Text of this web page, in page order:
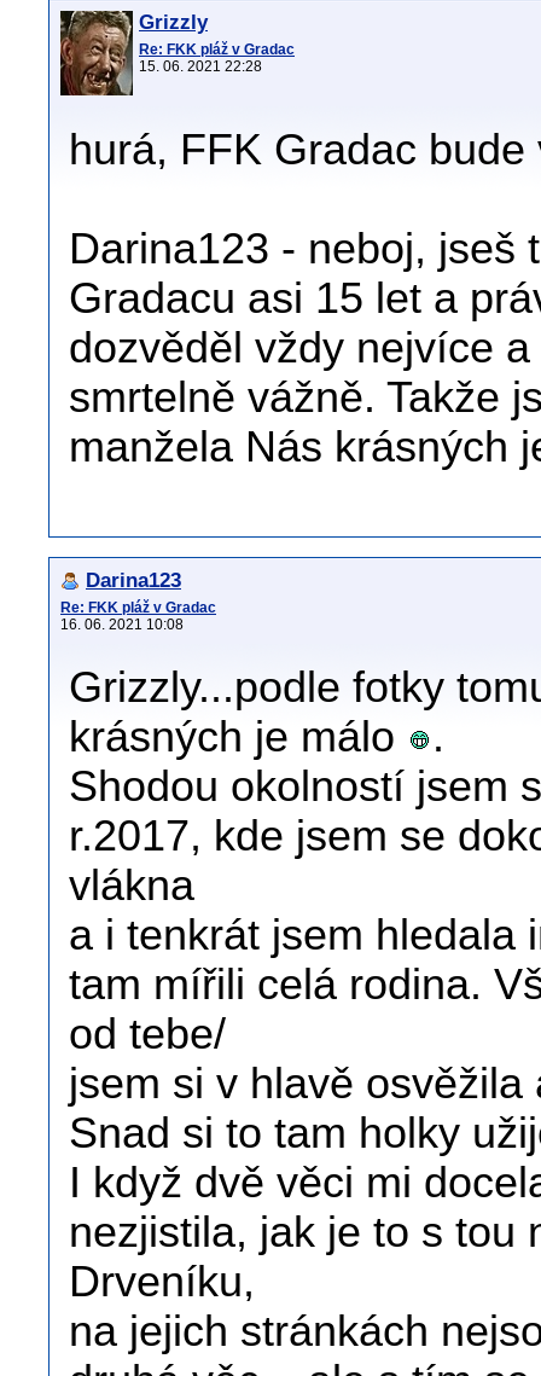
Grizzly
Re: FKK pláž v Gradac
15. 06. 2021 22:28
hurá, FFK Gradac bude
Darina123 - neboj, jseš
Gradacu asi 15 let a
dozvěděl vždy nejvíce
smrtelně vážně. Takže
manžela Nás krásných
Darina123
Re: FKK pláž v Gradac
16. 06. 2021 10:08
Grizzly...podle fotky
krásných je málo
.
Shodou okolností jsem
r.2017, kde jsem se
vlákna
a i tenkrát jsem hledala
tam mířili celá rodina.
od tebe/
jsem si v hlavě
Snad si to tam holky
I když dvě věci mi
nezjistila, jak je to s tou
Drveníku,
na jejich stránkách